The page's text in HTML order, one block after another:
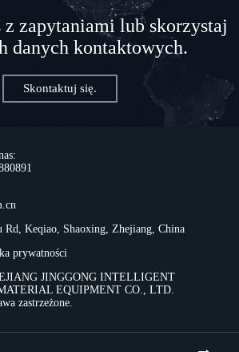
z zapytaniami lub skorzystaj
danych kontaktowych.
Skontaktuj się.
Rd, Keqiao, Shaoxing, Zhejiang, China
prywatności
JINGGONG INTELLIGENT
EQUIPMENT CO., LTD.
zastrzeżone.